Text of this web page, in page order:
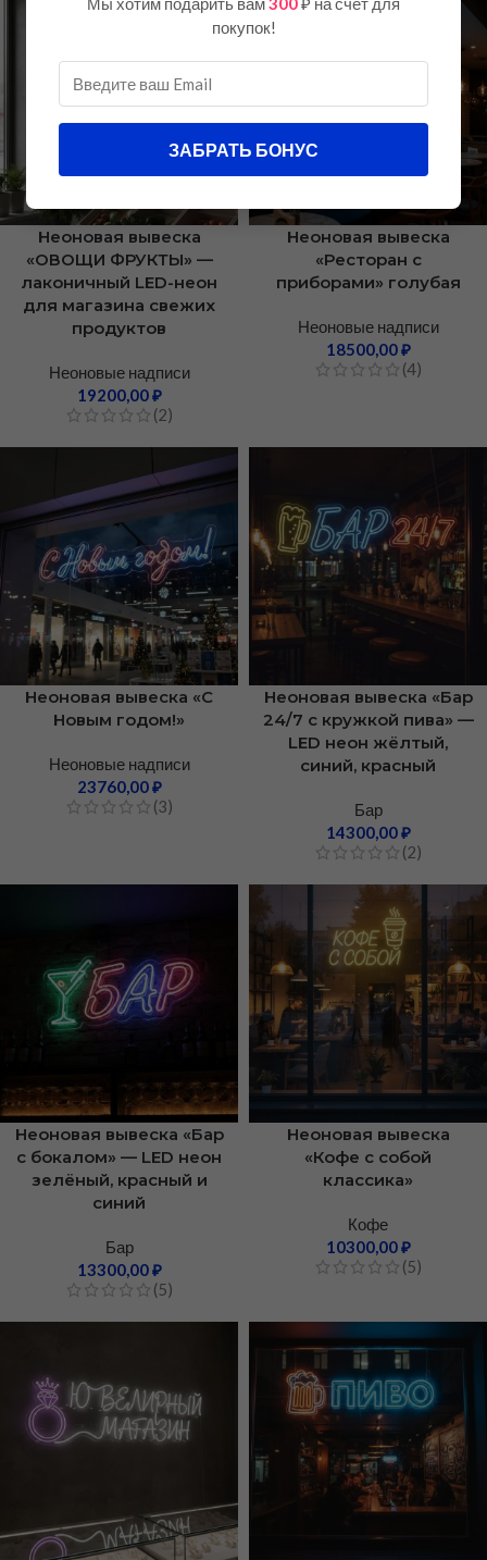
Неоновая вывеска
«ОВОЩИ ФРУКТЫ» —
лаконичный LED-неон
для магазина свежих
продуктов
Неоновые надписи
19200,00₽
(2)
Неоновая вывеска
«Ресторан с
приборами» голубая
Неоновые надписи
18500,00₽
(4)
Неоновая вывеска «С
Новым годом!»
Неоновые надписи
23760,00₽
(3)
Неоновая вывеска «Бар
24/7 с кружкой пива» —
LED неон жёлтый,
синий, красный
Бар
14300,00₽
(2)
Неоновая вывеска «Бар
с бокалом» — LED неон
зелёный, красный и
синий
Бар
13300,00₽
(5)
Неоновая вывеска
«Кофе с собой
классика»
Кофе
10300,00₽
(5)
покупок!
ЗАБРАТЬ БОНУС